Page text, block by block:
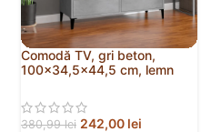
Comodă TV, gri beton,
100×34,5×44,5 cm, lemn
380,99lei 242,00 lei